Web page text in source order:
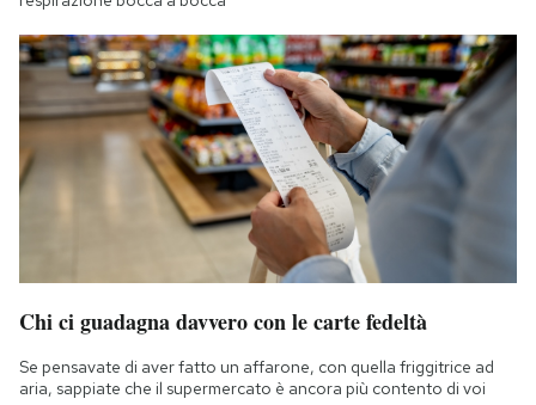
Chi ci guadagna davvero con le carte fedeltà
Se pensavate di aver fatto un affarone, con quella friggitrice ad
aria, sappiate che il supermercato è ancora più contento di voi